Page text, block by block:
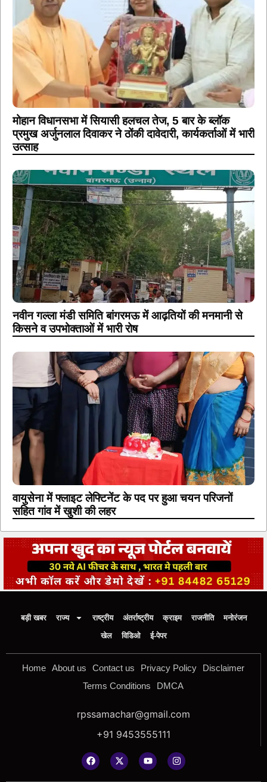
मोहान विधानसभा में सियासी हलचल तेज, 5 बार के ब्लॉक
प्रमुख अर्जुनलाल दिवाकर ने ठोंकी दावेदारी, कार्यकर्ताओं में भारी
उत्साह
नवीन गल्ला मंडी समिति बांगरमऊ में आढ़तियों की मनमानी से
किसने व उपभोक्ताओं में भारी रोष
वायुसेना में फ्लाइट लेफ्टिनेंट के पद पर हुआ चयन परिजनों
सहित गांव में खुशी की लहर
बड़ी खबर राज्य राष्ट्रीय अंतर्राष्ट्रीय क्राइम राजनीति
मनोरंजन
खेल
विडिओ ई-पेपर
Home About us Contact us Privacy Policy
Disclaimer
Terms Conditions
DMCA
rpssamachar@gmail.com
+91 9453555111